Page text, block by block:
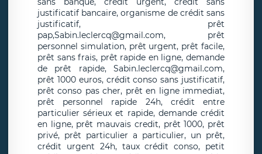
justificatif bancaire, organisme de crédit sans
justificatif, prêt
pap,Sabin.leclercq@gmail.com, prêt
personnel simulation, prêt urgent, prêt facile,
prêt sans frais, prêt rapide en ligne, demande
de prêt rapide, Sabin.leclercq@gmail.com,
prêt 1000 euros, crédit conso sans justificatif,
prêt conso pas cher, prêt en ligne immediat,
prêt personnel rapide 24h, crédit entre
particulier sérieux et rapide, demande crédit
en ligne, prêt mauvais credit, prêt 1000, prêt
privé, prêt particulier a particulier, un prêt,
crédit urgent 24h, taux crédit conso, petit